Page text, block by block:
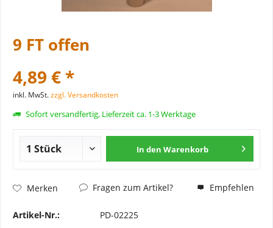
9 FT offen
4,89 € *
inkl. MwSt.zzgl. Versandkosten
Sofort versandfertig, Lieferzeit ca. 1-3 Werktage
In den Warenkorb
Merken Fragen zum Artikel? Empfehlen
Artikel-Nr.: PD-02225